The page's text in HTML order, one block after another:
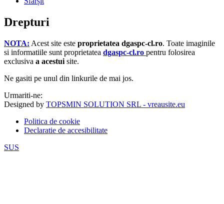
Drepturi
NOTA: Acest site este proprietatea dgaspc-cl.ro. Toate imaginile
si informatiile sunt proprietatea dgaspc-cl.ro pentru folosirea
exclusiva a acestui site.
Ne gasiti pe unul din linkurile de mai jos.
Urmariti-ne:
Designed by TOPSMIN SOLUTION SRL - vreausite.eu
Politica de cookie
Declaratie de accesibilitate
SUS